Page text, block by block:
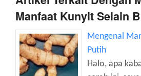
Manfaat Kunyit Selain
Mengenal
Putih
Halo, apa